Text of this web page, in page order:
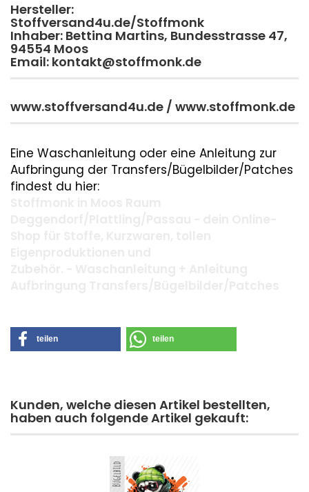
Hersteller:
Stoffversand4u.de/Stoffmonk
Inhaber: Bettina Martins, Bundesstrasse 47,
94554 Moos
Email: kontakt@stoffmonk.de
www.stoffversand4u.de / www.stoffmonk.de
Eine Waschanleitung oder eine Anleitung zur
Aufbringung der Transfers/Bügelbilder/Patches
findest du hier:
teilen teilen
Kunden, welche diesen Artikel bestellten,
haben auch folgende Artikel gekauft: